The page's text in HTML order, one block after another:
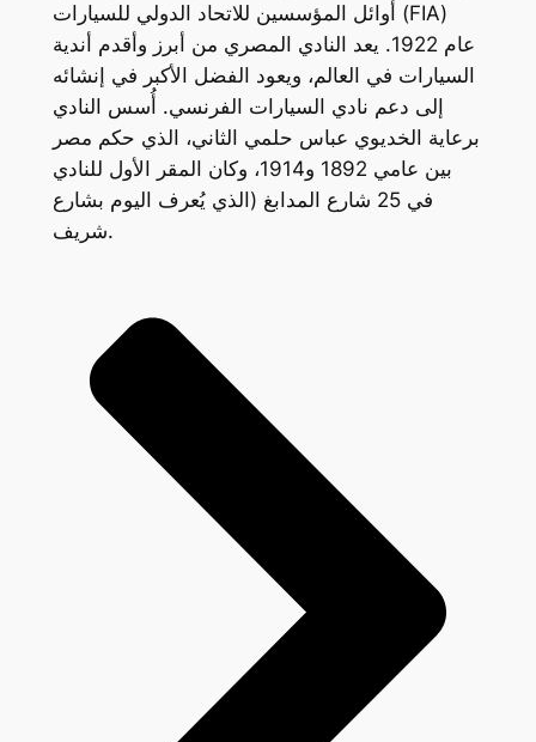
أوائل المؤسسين للاتحاد الدولي للسيارات (FIA)
عام 1922. يعد النادي المصري من أبرز وأقدم أندية
السيارات في العالم، ويعود الفضل الأكبر في إنشائه
إلى دعم نادي السيارات الفرنسي. أُسس النادي
برعاية الخديوي عباس حلمي الثاني، الذي حكم مصر
بين عامي 1892 و1914، وكان المقر الأول للنادي
في 25 شارع المدابغ (الذي يُعرف اليوم بشارع
شريف.